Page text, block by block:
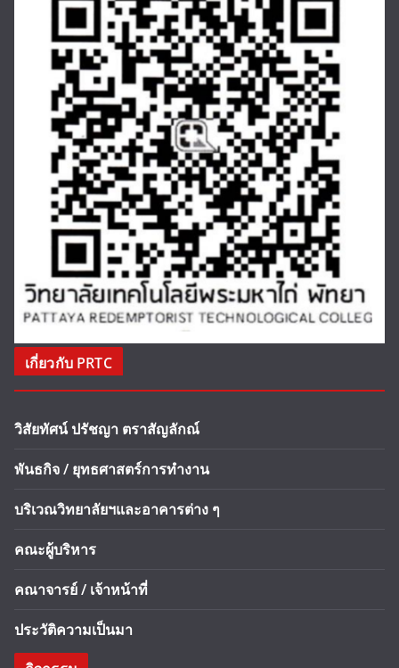
เกี่ยวกับ PRTC
วิสัยทัศน์ ปรัชญา ตราสัญลักณ์
พันธกิจ / ยุทธศาสตร์การทำงาน
บริเวณวิทยาลัยฯและอาคารต่าง ๆ
คณะผู้บริหาร
คณาจารย์ / เจ้าหน้าที่
ประวัติความเป็นมา